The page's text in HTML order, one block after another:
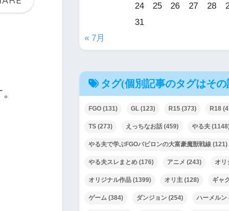
24
25 26 27 28
31
« 7月
タグ(個別記事のタグはそ
FGO (131) GL (123) R15 (373) R18
TS (273) えっちなお話 (459) やる夫
やる夫で学ぶFGOバビロンの大富豪魔獣戦線 (121)
やる夫スレまとめ (176) アニメ (243) オリ
オリジナル作品 (1399) オリ主 (128) ギャ
ゲーム (384) ダンジョン (254) ハーメルン